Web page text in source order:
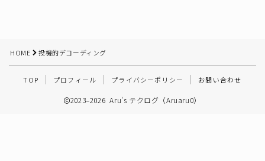
その他
HOME 投機的デコーディング
TOP プロフィール プライバシーポリシー お問い合わせ
2023–2026 Aru's テクログ（Aruaru0）